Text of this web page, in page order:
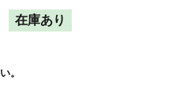
在庫あり
。